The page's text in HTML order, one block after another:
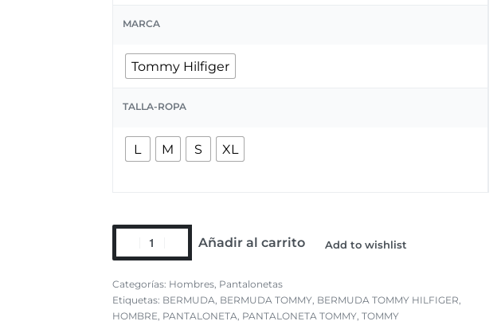
MARCA
Tommy Hilfiger
TALLA-ROPA
L M S XL
Añadir al carrito Add to wishlist
Categorías: Hombres, Pantalonetas
Etiquetas: BERMUDA, BERMUDA TOMMY, BERMUDA TOMMY HILFIGER,
HOMBRE, PANTALONETA, PANTALONETA TOMMY, TOMMY